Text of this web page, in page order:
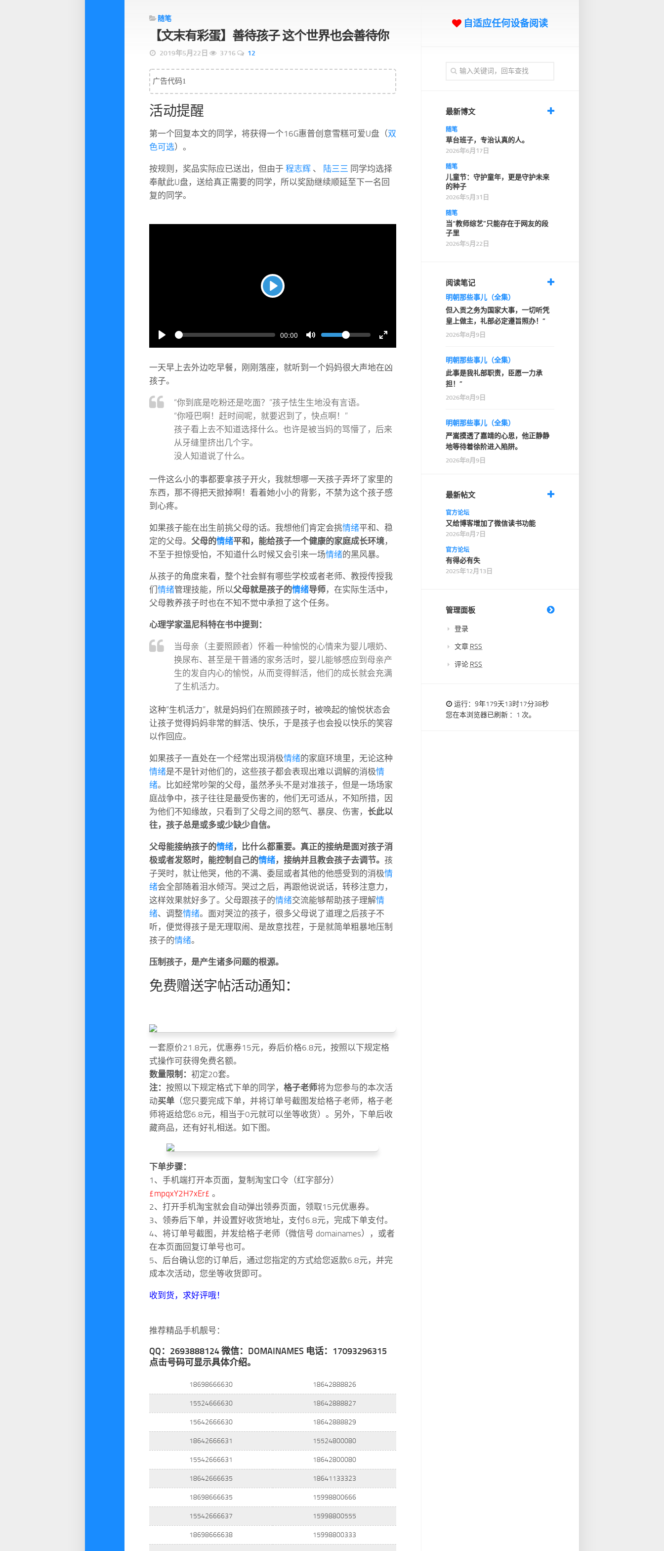
随笔
【文末有彩蛋】善待孩子 这个世界也会善待你
2019年5月22日 3716 12
广告代码1
活动提醒
第一个回复本文的同学，将获得一个16G惠普创意雪糕可爱U盘（双
色可选）。
按规则，奖品实际应已送出，但由于 程志辉 、 陆三三 同学均选择
奉献此U盘，送给真正需要的同学，所以奖励继续顺延至下一名回
复的同学。
Play
Seek Current
time
00:00 Volume
一天早上去外边吃早餐，刚刚落座，就听到一个妈妈很大声地在凶
孩子。
“你到底是吃粉还是吃面？”孩子怯生生地没有言语。
“你哑巴啊！赶时间呢，就要迟到了，快点啊！”
孩子看上去不知道选择什么。也许是被当妈的骂懵了，后来
从牙缝里挤出几个字。
没人知道说了什么。
一件这么小的事都要拿孩子开火，我就想哪一天孩子弄坏了家里的
东西，那不得把天掀掉啊！看着她小小的背影，不禁为这个孩子感
到心疼。
如果孩子能在出生前挑父母的话。我想他们肯定会挑情绪平和、稳
定的父母。 父母的情绪平和，能给孩子一个健康的家庭成长环境，
不至于担惊受怕，不知道什么时候又会引来一场情绪的黑风暴。
从孩子的角度来看，整个社会鲜有哪些学校或者老师、教授传授我
们 情绪管理技能，所以父母就是孩子的情绪导师，在实际生活中，
父母教养孩子时也在不知不觉中承担了这个任务。
心理学家温尼科特在书中提到：
当母亲（主要照顾者）怀着一种愉悦的心情来为婴儿喂奶、
换尿布、甚至是干普通的家务活时，婴儿能够感应到母亲产
生的发自内心的愉悦，从而变得鲜活，他们的成长就会充满
了生机活力。
这种“生机活力”，就是妈妈们在照顾孩子时，被唤起的愉悦状态会
让孩子觉得妈妈非常的鲜活、快乐，于是孩子也会投以快乐的笑容
以作回应。
如果孩子一直处在一个经常出现消极情绪的家庭环境里，无论这种
情绪是不是针对他们的，这些孩子都会表现出难以调解的消极情
绪。比如经常吵架的父母，虽然矛头不是对准孩子，但是一场场家
庭战争中，孩子往往是最受伤害的，他们无可适从，不知所措，因
为他们不知缘故，只看到了父母之间的怒气、暴戾、伤害， 长此以
往，孩子总是或多或少缺少自信。
父母能接纳孩子的情绪，比什么都重要。真正的接纳是面对孩子消
极或者发怒时，能控制自己的情绪，接纳并且教会孩子去调节。 孩
子哭时，就让他哭，他的不满、委屈或者其他的他感受到的消极情
绪会全部随着泪水倾泻。哭过之后，再跟他说说话，转移注意力，
这样效果就好多了。父母跟孩子的情绪交流能够帮助孩子理解情
绪、调整情绪。面对哭泣的孩子，很多父母说了道理之后孩子不
听，便觉得孩子是无理取闹、是故意找茬，于是就简单粗暴地压制
孩子的情绪。
压制孩子，是产生诸多问题的根源。
免费赠送字帖活动通知：
一套原价21.8元，优惠券15元，券后价格6.8元，按照以下规定格
式操作可获得免费名额。
数量限制： 初定20套。
注： 按照以下规定格式下单的同学， 格子老师将为您参与的本次活
动买单 （您只要完成下单，并将订单号截图发给格子老师，格子老
师将返给您6.8元，相当于0元就可以坐等收货）。另外，下单后收
藏商品，还有好礼相送。如下图。
下单步骤：
1、手机端打开本页面，复制淘宝口令（红字部分）
£mpqxY2H7xEr£ 。
2、打开手机淘宝就会自动弹出领券页面，领取15元优惠券。
3、领券后下单，并设置好收货地址，支付6.8元，完成下单支付。
4、将订单号截图，并发给格子老师（微信号 domainames），或者
在本页面回复订单号也可。
5、后台确认您的订单后，通过您指定的方式给您返款6.8元，并完
成本次活动，您坐等收货即可。
收到货，求好评哦！
推荐精品手机靓号：
QQ：2693888124 微信：DOMAINAMES 电话：17093296315
点击号码可显示具体介绍。
18698666630 18642888826
15524666630 18642888827
15642666630 18642888829
18642666631 15524800080
15542666631 18642800080
18642666635 18641133323
18698666635 15998800666
15542666637 15998800555
18698666638 15998800333
自适应任何设备阅读
最新博文
随笔
草台班子，专治认真的人。
2026年6月17日
随笔
儿童节：守护童年，更是守护未来
的种子
2026年5月31日
随笔
当“教师综艺”只能存在于网友的段
子里
2026年5月22日
阅读笔记
明朝那些事儿（全集）
但入贡之务为国家大事，一切听凭
皇上做主，礼部必定遵旨照办！”
2026年8月9日
明朝那些事儿（全集）
此事是我礼部职责，臣愿一力承
担！”
2026年8月9日
明朝那些事儿（全集）
严嵩摸透了嘉靖的心思，他正静静
地等待着徐阶进入陷阱。
2026年8月9日
最新帖文
官方论坛
又给博客增加了微信读书功能
2026年8月7日
官方论坛
有得必有失
2025年12月13日
管理面板
登录
文章 RSS
评论 RSS
运行：9年179天13时17分39秒
您在本浏览器已刷新 ：1 次。